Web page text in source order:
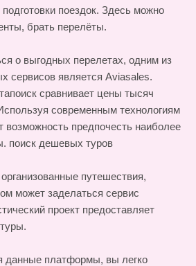
поездок. Здесь можно
брать перелёты.
о выгодных перелетах, одним из
сервисов является Aviasales.
сравнивает цены тысяч
современным технологиям
возможность предпочесть наиболее
поиск дешевых туров
путешествия,
может заделаться сервис
проект предоставляет
данные платформы, вы легко